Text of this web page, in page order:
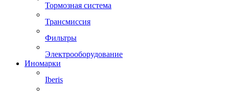
Тормозная система
Трансмиссия
Фильтры
Электрооборудование
Иномарки
Iberis